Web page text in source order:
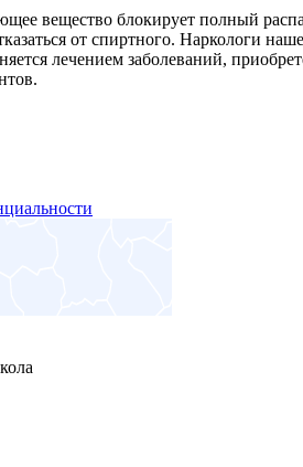
вещество блокирует полный
от спиртного. Наркологи
лечением заболеваний,